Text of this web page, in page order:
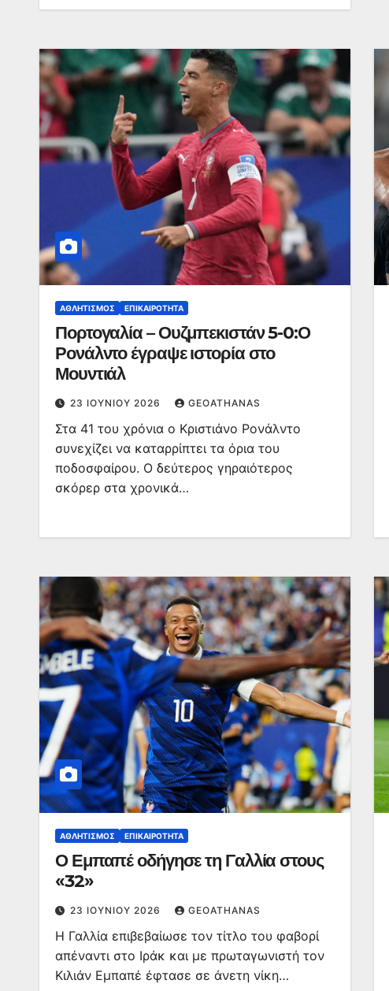
ΑΘΛΗΤΙΣΜΌΣ ΕΠΙΚΑΙΡΌΤΗΤΑ
Πορτογαλία – Ουζμπεκιστάν 5-0:Ο
Ρονάλντο έγραψε ιστορία στο
Μουντιάλ
23 ΙΟΥΝΊΟΥ 2026 GEOATHANAS
Στα 41 του χρόνια ο Κριστιάνο Ρονάλντο
συνεχίζει να καταρρίπτει τα όρια του
ποδοσφαίρου. Ο δεύτερος γηραιότερος
σκόρερ στα χρονικά…
ΑΘΛΗΤΙΣΜΌΣ ΕΠΙΚΑΙΡΌΤΗΤΑ
Ο Εμπαπέ οδήγησε τη Γαλλία στους
«32»
23 ΙΟΥΝΊΟΥ 2026 GEOATHANAS
Η Γαλλία επιβεβαίωσε τον τίτλο του φαβορί
απέναντι στο Ιράκ και με πρωταγωνιστή τον
Κιλιάν Εμπαπέ έφτασε σε άνετη νίκη…